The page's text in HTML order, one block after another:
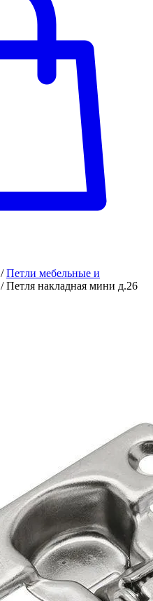
/Петли мебельные и
/ Петля накладная мини д.26